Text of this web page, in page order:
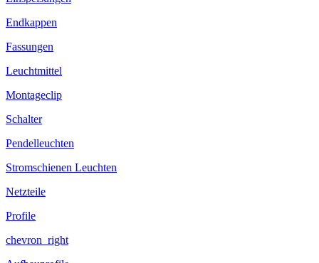
Endkappen
Fassungen
Leuchtmittel
Montageclip
Schalter
Pendelleuchten
Stromschienen Leuchten
Netzteile
Profile
chevron_right